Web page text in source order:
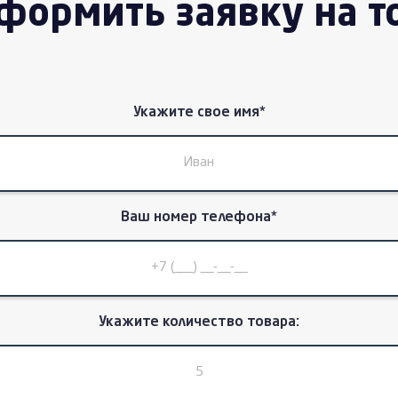
заявку на
Укажите свое имя*
Ваш номер телефона*
Укажите количество товара: